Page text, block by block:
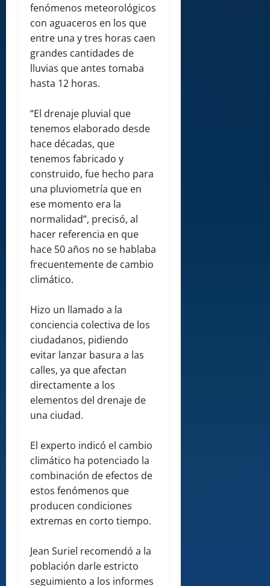
fenómenos meteorológicos
con aguaceros en los que
entre una y tres horas caen
grandes cantidades de
lluvias que antes tomaba
hasta 12 horas.
“El drenaje pluvial que
tenemos elaborado desde
hace décadas, que
tenemos fabricado y
construido, fue hecho para
una pluviometría que en
ese momento era la
normalidad”, precisó, al
hacer referencia en que
hace 50 años no se hablaba
frecuentemente de cambio
climático.
Hizo un llamado a la
conciencia colectiva de los
ciudadanos, pidiendo
evitar lanzar basura a las
calles, ya que afectan
directamente a los
elementos del drenaje de
una ciudad.
El experto indicó el cambio
climático ha potenciado la
combinación de efectos de
estos fenómenos que
producen condiciones
extremas en corto tiempo.
Jean Suriel recomendó a la
población darle estricto
seguimiento a los informes